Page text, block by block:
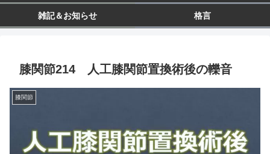
雑記＆お知らせ 格言
膝関節214 人工膝関節置換術後の轢音
膝関節